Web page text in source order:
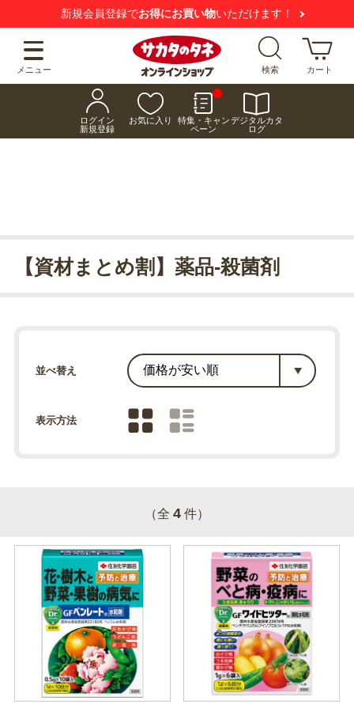
新規会員登録でお得にお買い物いただけます！
メニュー 検索 カート
ログイン
新規登録
お気に入り
特集・キャン
ペーン
デジタルカタ
ログ
【資材まとめ割】薬品-殺菌剤
並べ替え
表示方法
（全 4 件）